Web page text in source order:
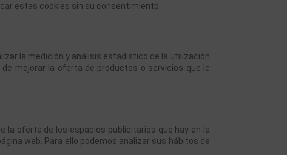
estas cookies sin su consentimiento.
la medición y análisis estadístico de la utilización
mejorar la oferta de productos o servicios que le
la oferta de los espacios publicitarios que hay en la
web. Para ello podemos analizar sus hábitos de